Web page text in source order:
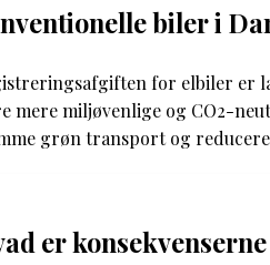
biler i
for elbiler er
mere miljøvenlige og CO2-
grøn transport og
er